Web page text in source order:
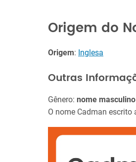
Origem do
Origem: Inglesa
Outras
Gênero: nome masculino
O nome Cadman escrito